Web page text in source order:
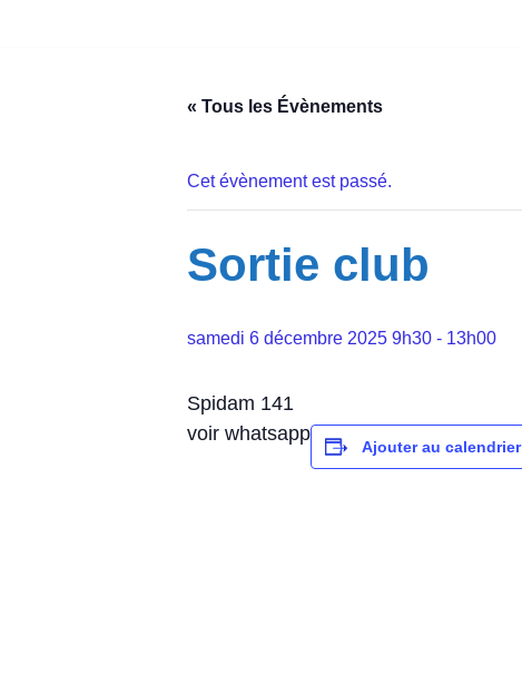
« Tous les Évènements
Cet évènement est passé.
Sortie club
samedi 6 décembre 2025 9h30 - 13h00
Spidam 141
voir whatsapp
Ajouter au calendrier